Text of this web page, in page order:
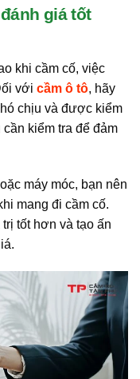
giá tốt
khi cầm cố, việc
với cầm ô tô, hãy
chịu và được kiểm
kiểm tra để đảm
máy móc, bạn nên
mang đi cầm cố.
tốt hơn và tạo ấn